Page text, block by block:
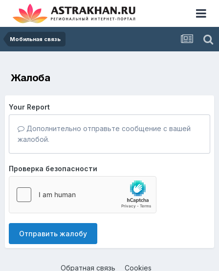
Мобильная связь
Жалоба
Your Report
Дополнительно отправьте сообщение с вашей
жалобой.
Проверка безопасности
Отправить жалобу
Обратная связь Cookies